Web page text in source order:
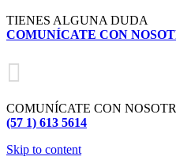
TIENES ALGUNA DUDA
COMUNÍCATE CON

COMUNÍCATE CON
(57 1) 613 5614
Skip to content